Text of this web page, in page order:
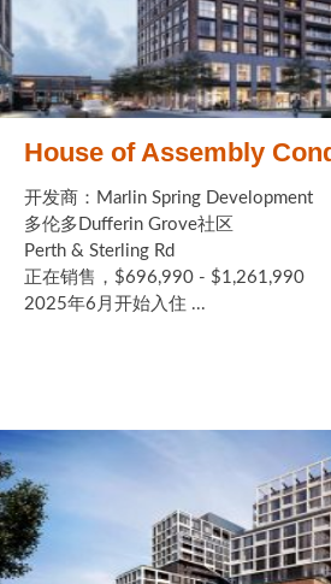
House of Assembly
开发商：Marlin Spring Development
多伦多Dufferin Grove社区
Perth & Sterling Rd
正在销售，$696,990 - $1,261,990
2025年6月开始入住 ...